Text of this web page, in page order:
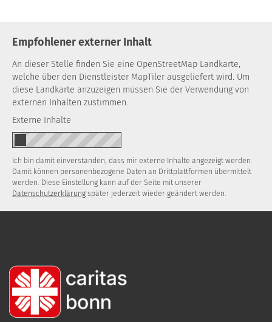
Empfohlener externer Inhalt
An dieser Stelle finden Sie eine OpenStreetMap Landkarte,
welche über den Dienstleister MapTiler ausgeliefert wird. Um
diese Landkarte anzuzeigen müssen Sie der Verwendung von
externen Inhalten zustimmen.
Externe Inhalte
Ich bin damit einverstanden, dass mir externe Inhalte angezeigt werden.
Damit können personenbezogene Daten an Drittplattformen übermittelt
werden. Diese Einstellung kann auf der Seite mit unserer
Datenschutzerklärung später jederzeit wieder geändert werden.